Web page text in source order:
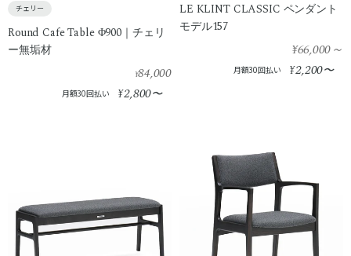
チェリー
Round Cafe Table Φ900｜チェリ
ー無垢材
¥84,000
月額30回払い ¥2,800〜
LE KLINT CLASSIC ペンダント
モデル157
¥66,000～
月額30回払い ¥2,200〜